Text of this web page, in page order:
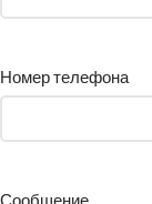
Номер телефона
Сообщение